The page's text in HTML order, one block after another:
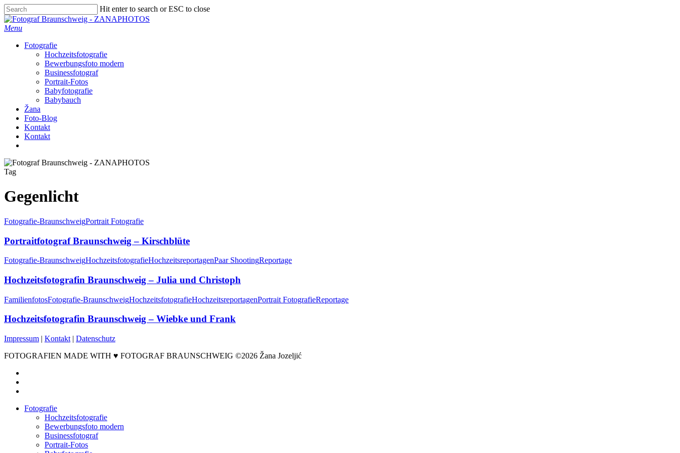
Skip
to
main
Hit enter to search or ESC to close
Close
Search
Menu
Fotografie
Hochzeitsfotografie
Bewerbungsfoto modern
Businessfotograf
Portrait-Fotos
Babyfotografie
Babybauch
Žana
Foto-Blog
Kontakt
Kontakt
Tag
Gegenlicht
Fotografie-BraunschweigPortrait Fotografie
Portraitfotograf Braunschweig – Kirschblüte
Fotografie-BraunschweigHochzeitsfotografieHochzeitsreportagenPaar ShootingReportage
Hochzeitsfotografin Braunschweig – Julia und Christoph
FamilienfotosFotografie-BraunschweigHochzeitsfotografieHochzeitsreportagenPortrait FotografieReportage
Hochzeitsfotografin Braunschweig – Wiebke und Frank
Impressum | Kontakt | Datenschutz
FOTOGRAFIEN MADE WITH ♥ FOTOGRAF BRAUNSCHWEIG ©2026 Žana Jozeljić
Close
Fotografie
Hochzeitsfotografie
Bewerbungsfoto modern
Businessfotograf
Portrait-Fotos